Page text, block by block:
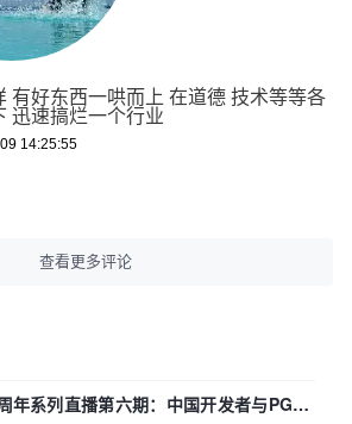
有好东西一哄而上 在道德 技术等等各
迅速搞烂一个行业
14:25:55
查看更多评论
年系列直播第六期：中国开发者与PG内